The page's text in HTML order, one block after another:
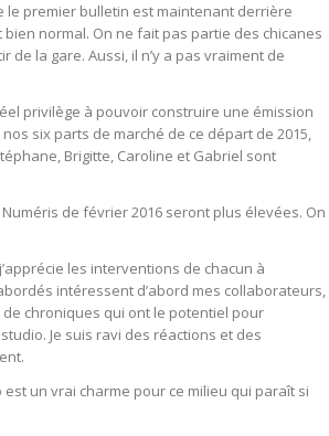
le premier bulletin est maintenant derrière
bien normal. On ne fait pas partie des chicanes
la gare. Aussi, il n’y a pas vraiment de
privilège à pouvoir construire une émission
six parts de marché de ce départ de 2015,
Brigitte, Caroline et Gabriel sont
de février 2016 seront plus élevées. On
les interventions de chacun à
intéressent d’abord mes collaborateurs,
chroniques qui ont le potentiel pour
Je suis ravi des réactions et des
un vrai charme pour ce milieu qui paraît si